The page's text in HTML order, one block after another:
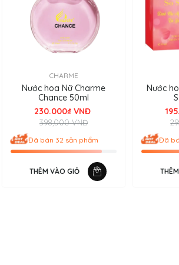
hương.
có thể “tự thưởng” cho bản thân mình.
CHARME
Nước hoa Nữ Charme
Chance 50ml
230.000₫ VNĐ
398,000 VNĐ
Đã bán 32 sản phẩm
THÊM VÀO GIỎ
Nước
Đã